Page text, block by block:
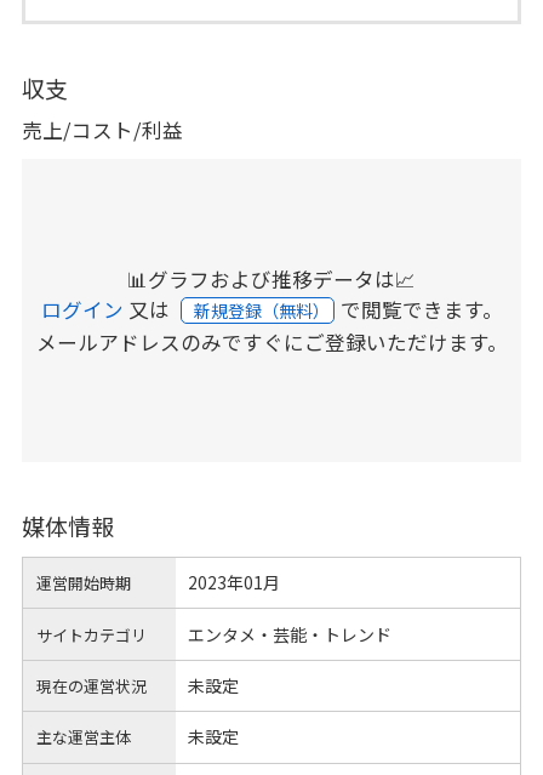
収支
売上/コスト/利益
📊グラフおよび推移データは📈
ログイン 又は 新規登録（無料） で閲覧できます。
メールアドレスのみですぐにご登録いただけます。
媒体情報
運営開始時期 2023年01月
サイトカテゴリ エンタメ・芸能・トレンド
現在の運営状況 未設定
主な運営主体 未設定